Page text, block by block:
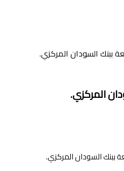
ببنك السودان المركزي.
المركزي.